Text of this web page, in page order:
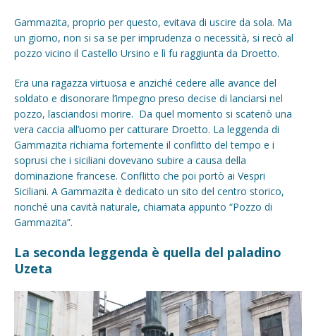
Gammazita, proprio per questo, evitava di uscire da sola. Ma
un giorno, non si sa se per imprudenza o necessità, si recò al
pozzo vicino il Castello Ursino e lì fu raggiunta da Droetto.
Era una ragazza virtuosa e anziché cedere alle avance del
soldato e disonorare l’impegno preso decise di lanciarsi nel
pozzo, lasciandosi morire. Da quel momento si scatenò una
vera caccia all’uomo per catturare Droetto. La leggenda di
Gammazita richiama fortemente il conflitto del tempo e i
soprusi che i siciliani dovevano subire a causa della
dominazione francese. Conflitto che poi portò ai Vespri
Siciliani. A Gammazita è dedicato un sito del centro storico,
nonché una cavità naturale, chiamata appunto “Pozzo di
Gammazita”.
La seconda leggenda è quella del paladino
Uzeta